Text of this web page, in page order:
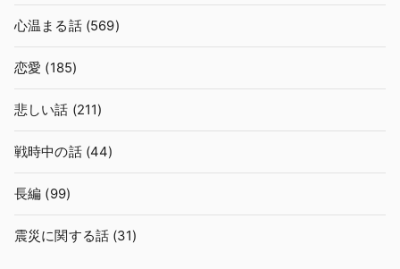
心温まる話(569)
恋愛 (185)
悲しい話 (211)
戦時中の話(44)
長編 (99)
震災に関する話 (31)